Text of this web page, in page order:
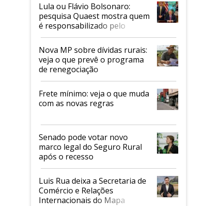
Lula ou Flávio Bolsonaro:
pesquisa Quaest mostra quem
é responsabilizado pelo
tarifaço dos EUA
Nova MP sobre dívidas rurais:
veja o que prevê o programa
de renegociação
Frete mínimo: veja o que muda
com as novas regras
Senado pode votar novo
marco legal do Seguro Rural
após o recesso
Luis Rua deixa a Secretaria de
Comércio e Relações
Internacionais do Mapa